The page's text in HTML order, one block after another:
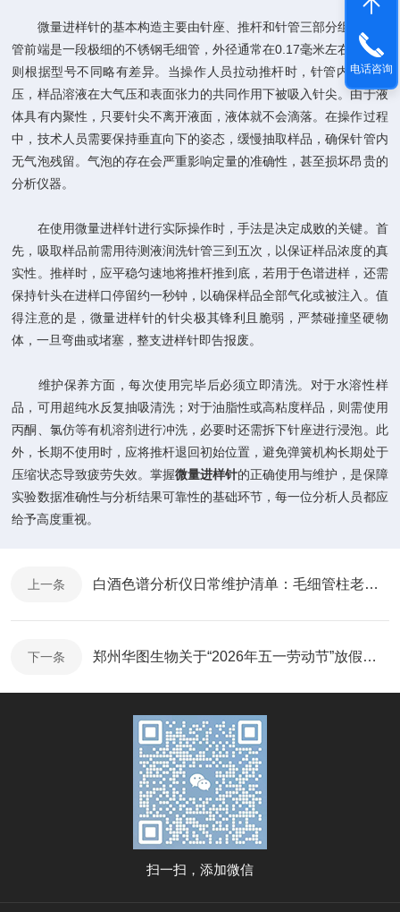
微量进样针的基本构造主要由针座、推杆和针管三部分组成。针
管前端是一段极细的不锈钢毛细管，外径通常在0.17毫米左右，内径
则根据型号不同略有差异。当操作人员拉动推杆时，针管内形成负
压，样品溶液在大气压和表面张力的共同作用下被吸入针尖。由于液
体具有内聚性，只要针尖不离开液面，液体就不会滴落。在操作过程
中，技术人员需要保持垂直向下的姿态，缓慢抽取样品，确保针管内
无气泡残留。气泡的存在会严重影响定量的准确性，甚至损坏昂贵的
分析仪器。
在使用微量进样针进行实际操作时，手法是决定成败的关键。首
先，吸取样品前需用待测液润洗针管三到五次，以保证样品浓度的真
实性。推样时，应平稳匀速地将推杆推到底，若用于色谱进样，还需
保持针头在进样口停留约一秒钟，以确保样品全部气化或被注入。值
得注意的是，微量进样针的针尖极其锋利且脆弱，严禁碰撞坚硬物
体，一旦弯曲或堵塞，整支进样针即告报废。
维护保养方面，每次使用完毕后必须立即清洗。对于水溶性样
品，可用超纯水反复抽吸清洗；对于油脂性或高粘度样品，则需使用
丙酮、氯仿等有机溶剂进行冲洗，必要时还需拆下针座进行浸泡。此
外，长期不使用时，应将推杆退回初始位置，避免弹簧机构长期处于
压缩状态导致疲劳失效。掌握微量进样针的正确使用与维护，是保障
实验数据准确性与分析结果可靠性的基础环节，每一位分析人员都应
给予高度重视。
上一条 白酒色谱分析仪日常维护清单：毛细管柱老化、衬管更换与检测器清洗
下一条 郑州华图生物关于“2026年五一劳动节”放假通知
扫一扫，添加微信
电话咨询